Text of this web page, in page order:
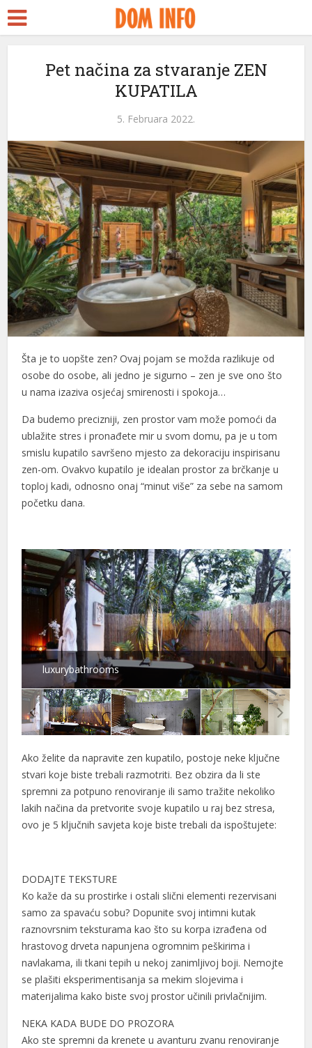
Pet načina za stvaranje ZEN
KUPATILA
5. Februara 2022.
Šta je to uopšte zen? Ovaj pojam se možda razlikuje od
osobe do osobe, ali jedno je sigurno – zen je sve ono što
u nama izaziva osjećaj smirenosti i spokoja…
Da budemo precizniji, zen prostor vam može pomoći da
ublažite stres i pronađete mir u svom domu, pa je u tom
smislu kupatilo savršeno mjesto za dekoraciju inspirisanu
zen-om. Ovakvo kupatilo je idealan prostor za brčkanje u
toploj kadi, odnosno onaj “minut više” za sebe na samom
početku dana.
luxurybathrooms
Ako želite da napravite zen kupatilo, postoje neke ključne
stvari koje biste trebali razmotriti. Bez obzira da li ste
spremni za potpuno renoviranje ili samo tražite nekoliko
lakih načina da pretvorite svoje kupatilo u raj bez stresa,
ovo je 5 ključnih savjeta koje biste trebali da ispoštujete:
DODAJTE TEKSTURE
Ko kaže da su prostirke i ostali slični elementi rezervisani
samo za spavaću sobu? Dopunite svoj intimni kutak
raznovrsnim teksturama kao što su korpa izrađena od
hrastovog drveta napunjena ogromnim peškirima i
navlakama, ili tkani tepih u nekoj zanimljivoj boji. Nemojte
se plašiti eksperimentisanja sa mekim slojevima i
materijalima kako biste svoj prostor učinili privlačnijim.
NEKA KADA BUDE DO PROZORA
Ako ste spremni da krenete u avanturu zvanu renoviranje